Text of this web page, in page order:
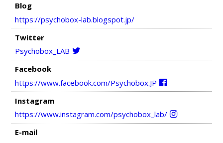
Blog
https://psychobox-lab.blogspot.jp/
Twitter
Psychobox_LAB
Facebook
https://www.facebook.com/Psychobox.JP
Instagram
https://www.instagram.com/psychobox_lab/
E-mail